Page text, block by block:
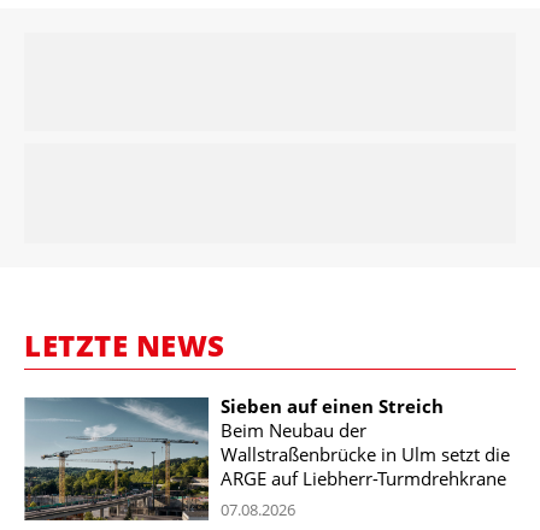
LETZTE NEWS
Sieben auf einen Streich
Beim Neubau der
Wallstraßenbrücke in Ulm setzt die
ARGE auf Liebherr-Turmdrehkrane
07.08.2026